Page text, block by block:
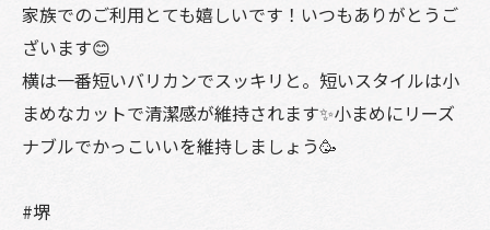
家族でのご利用とても嬉しいです！いつもありがとうご
ざいます😊
横は一番短いバリカンでスッキリと。短いスタイルは小
まめなカットで清潔感が維持されます✨小まめにリーズ
ナブルでかっこいいを維持しましょう🥳
#堺